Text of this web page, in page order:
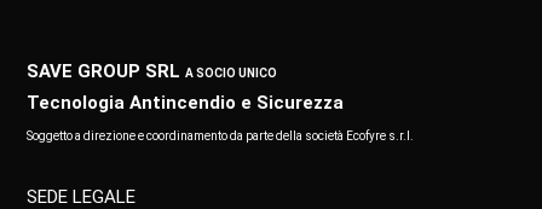
SAVE GROUP SRLA SOCIO UNICO
Tecnologia Antincendio e Sicurezza
Soggetto a direzione e coordinamento da parte della società Ecofyre s.r.l.
SEDE LEGALE